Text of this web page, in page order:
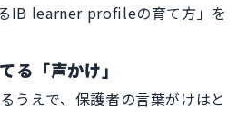
IB learner profileの育て方」を
る「声かけ」
えで、保護者の言葉がけはと